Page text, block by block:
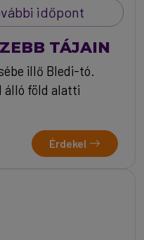
időpont
TÁJAIN
illő Bledi-tó.
álló föld alatti
Érdekel